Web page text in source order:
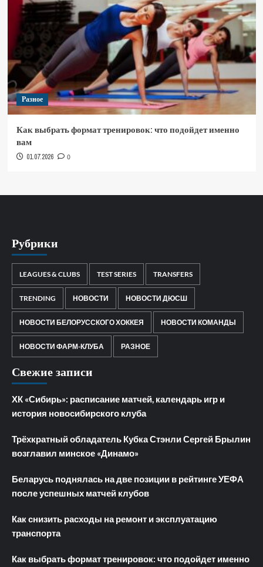
Разное
Как выбрать формат тренировок: что подойдет именно
вам
01.07.2026 0
Рубрики
LEAGUES & CLUBS TEST SERIES TRANSFERS
TRENDING НОВОСТИ НОВОСТИ ДЮСШ
НОВОСТИ БЕЛОРУССКОГО ХОККЕЯ НОВОСТИ КОМАНДЫ
НОВОСТИ ФАРМ-КЛУБА РАЗНОЕ
Свежие записи
ХК «Сибирь»: расписание матчей, календарь игр и
история новосибирского клуба
Трёхкратный обладатель Кубка Стэнли Сергей Брылин
возглавил минское «Динамо»
Беларусь поднялась на две позиции в рейтинге УЕФА
после успешных матчей клубов
Как снизить расходы на ремонт и эксплуатацию
транспорта
Как выбрать формат тренировок: что подойдет именно